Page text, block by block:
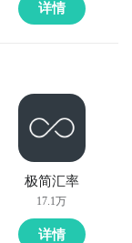
详情
极简汇率
17.1万
详情